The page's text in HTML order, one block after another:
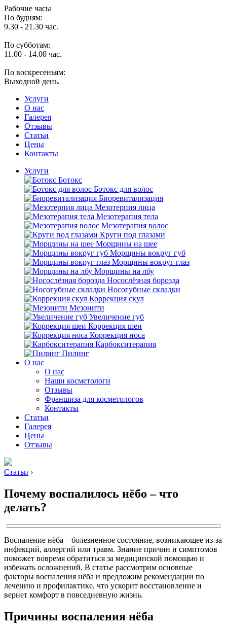
Рабочие часы
По будням:
9.30 - 21.30 час.
По субботам:
11.00 - 14.00 час.
По воскресеньям:
Выходной день.
Услуги
O нас
Галерея
Отзывы
Статьи
Цены
Контакты
Услуги
Ботокс
Ботокс для волос
Биоревитализация
Мезотерпия лица
Мезотерапия тела
Мезотерапия волос
Круги под глазами
Морщины на шее
Морщины вокруг губ
Морщины вокруг глаз
Морщины на лбу
Носослёзная борозда
Носогубные складки
Коррекция скул
Мезонити
Увеличение губ
Коррекция шеи
Коррекция носа
Карбокситерапия
Пилинг
O нас
O нас
Наши косметологи
Отзывы
Франшиза для косметологов
Контакты
Статьи
Галерея
Цены
Отзывы
Статьи ›
Почему воспалилось нёбо – что
делать?
Воспаление нёба – болезненное состояние, возникающее из-за
инфекций, аллергий или травм. Знание причин и симптомов
поможет вовремя обратиться за медицинской помощью и
избежать осложнений. В статье рассмотрим основные
факторы воспаления нёба и предложим рекомендации по
лечению и профилактике, что ускорит восстановление и
вернет комфорт в повседневную жизнь.
Причины воспаления нёба